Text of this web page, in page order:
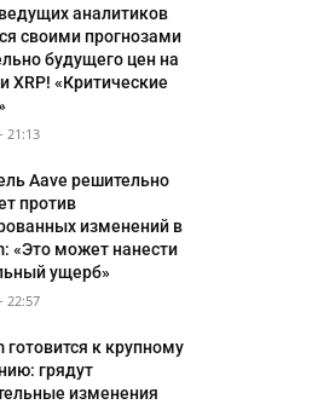
аналитиков
своими прогнозами
будущего цен на
XRP! «Критические
21:13
Aave решительно
против
изменений в
«Это может нанести
ущерб»
22:57
готовится к крупному
грядут
изменения